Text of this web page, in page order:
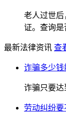
老人过世
证。查询是
最新法律资讯 查
诈骗多少钱
诈骗只要达
劳动纠纷要